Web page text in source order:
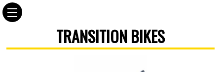
TRANSITION BIKES